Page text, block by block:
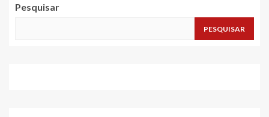
Pesquisar
PESQUISAR